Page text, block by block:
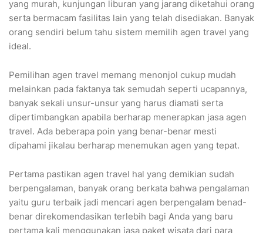
yang murah, kunjungan liburan yang jarang diketahui orang
serta bermacam fasilitas lain yang telah disediakan. Banyak
orang sendiri belum tahu sistem memilih agen travel yang
ideal.
Pemilihan agen travel memang menonjol cukup mudah
melainkan pada faktanya tak semudah seperti ucapannya,
banyak sekali unsur-unsur yang harus diamati serta
dipertimbangkan apabila berharap menerapkan jasa agen
travel. Ada beberapa poin yang benar-benar mesti
dipahami jikalau berharap menemukan agen yang tepat.
Pertama pastikan agen travel hal yang demikian sudah
berpengalaman, banyak orang berkata bahwa pengalaman
yaitu guru terbaik jadi mencari agen berpengalam benad-
benar direkomendasikan terlebih bagi Anda yang baru
pertama kali menggunakan jasa paket wisata dari para